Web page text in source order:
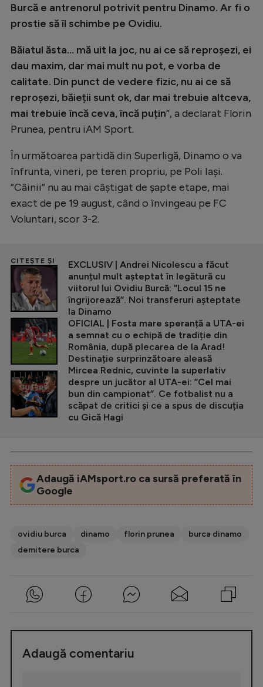
Burcă e antrenorul potrivit pentru Dinamo. Ar fi o
prostie să îl schimbe pe Ovidiu.
Băiatul ăsta... mă uit la joc, nu ai ce să reproșezi, ei
dau maxim, dar mai mult nu pot, e vorba de
calitate. Din punct de vedere fizic, nu ai ce să
reproșezi, băieții sunt ok, dar mai trebuie altceva,
mai trebuie încă ceva, încă puțin”, a declarat Florin
Prunea, pentru iAM Sport.
În următoarea partidă din Superligă, Dinamo o va
înfrunta, vineri, pe teren propriu, pe Poli Iași.
”Câinii” nu au mai câștigat de șapte etape, mai
exact de pe 19 august, când o învingeau pe FC
Voluntari, scor 3-2.
CITEȘTE ȘI
EXCLUSIV | Andrei Nicolescu a făcut
anunțul mult așteptat în legătură cu
viitorul lui Ovidiu Burcă: ”Locul 15 ne
îngrijorează”. Noi transferuri așteptate
la Dinamo
OFICIAL | Fosta mare speranță a UTA-ei
a semnat cu o echipă de tradiție din
România, după plecarea de la Arad!
Destinație surprinzătoare aleasă
Mircea Rednic, cuvinte la superlativ
despre un jucător al UTA-ei: ”Cel mai
bun din campionat”. Ce fotbalist nu a
scăpat de critici și ce a spus de discuția
cu Gică Hagi
Adaugă iAMsport.ro ca sursă preferată în
Google
ovidiu burca dinamo florin prunea
burca dinamo
demitere burca
Adaugă comentariu